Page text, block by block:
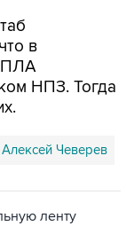
в
НПЗ. Тогда
Алексей Чеверев
ленту